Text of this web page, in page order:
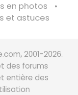
en photos
et astuces
2001-2026.
des forums
entière des